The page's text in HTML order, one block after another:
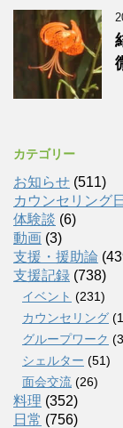
カテゴリー
お知らせ (511)
カウンセリング
体験談 (6)
動画 (3)
支援・援助論
支援記録 (738)
イベント (231)
カウンセリング
グループワーク
シェルター (51)
面会交流 (26)
料理 (352)
日常 (756)